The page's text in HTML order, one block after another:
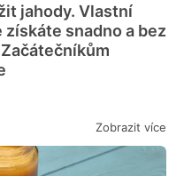
jahody. Vlastní
získáte snadno a bez
Zobrazit více